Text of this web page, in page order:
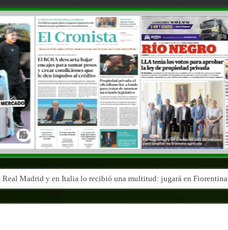
Real Madrid y en Italia lo recibió una multitud: jugará en Fiorentina